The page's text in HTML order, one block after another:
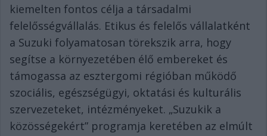
kiemelten fontos célja a társadalmi
felelősségvállalás. Etikus és felelős vállalatként
a Suzuki folyamatosan törekszik arra, hogy
segítse a környezetében élő embereket és
támogassa az esztergomi régióban működő
szociális, egészségügyi, oktatási és kulturális
szervezeteket, intézményeket. „Suzukik a
közösségekért” programja keretében az elmúlt